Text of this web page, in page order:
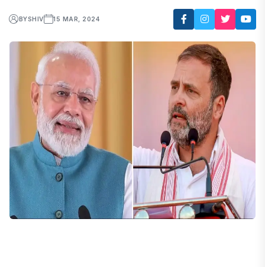
BYSHIV 15 MAR, 2024